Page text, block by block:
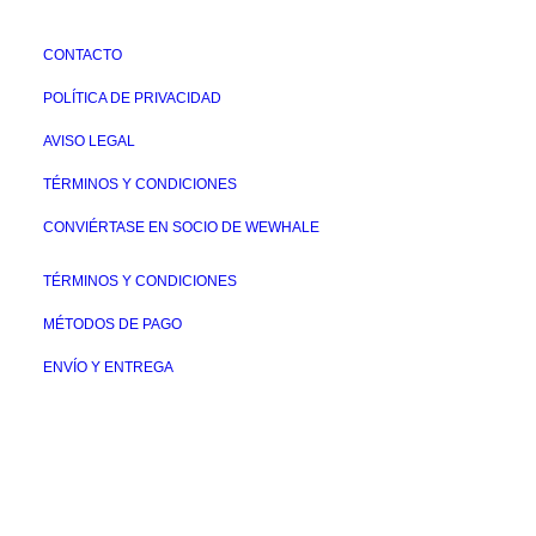
CONTACTO
POLÍTICA DE PRIVACIDAD
AVISO LEGAL
TÉRMINOS Y CONDICIONES
CONVIÉRTASE EN SOCIO DE WEWHALE
TÉRMINOS Y CONDICIONES
MÉTODOS DE PAGO
ENVÍO Y ENTREGA